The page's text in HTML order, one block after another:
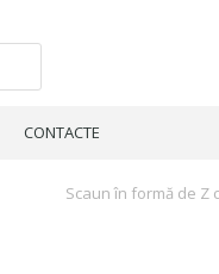
CONTACTE
Scaun în formă de Z